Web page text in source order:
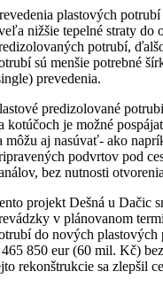
plastových
nižšie tepelné straty do
potrubí,
sú menšie potrebné
prevedenia.
predizolované
kotúčoch je možné
môžu aj nasúvať- ako
podvrtov pod
bez nutnosti
projekt Dešná u Dačic
v plánovanom
do nových plastových
850 eur (60 mil. Kč)
rekonštrukcie sa zlepšil